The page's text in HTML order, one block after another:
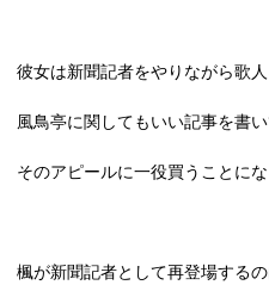
彼女は新聞記者をやりながら歌人
風鳥亭に関してもいい記事を書い
そのアピールに一役買うことにな
楓が新聞記者として再登場する